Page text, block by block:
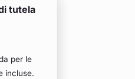
tutela
per le
incluse.